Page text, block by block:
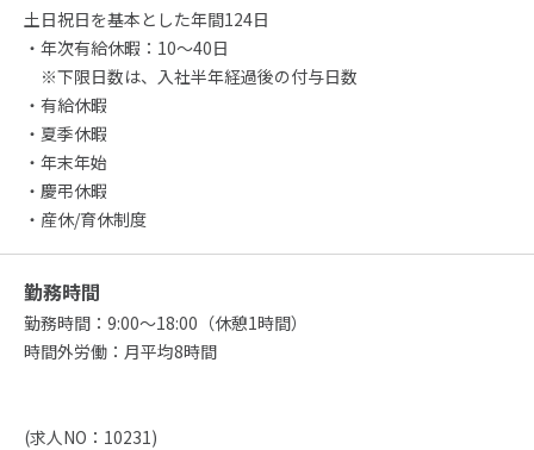
土日祝日を基本とした年間124日
・年次有給休暇：10～40日
※下限日数は、入社半年経過後の付与日数
・有給休暇
・夏季休暇
・年末年始
・慶弔休暇
・産休/育休制度
勤務時間
勤務時間：9:00～18:00（休憩1時間）
時間外労働：月平均8時間
(求人NO：10231)